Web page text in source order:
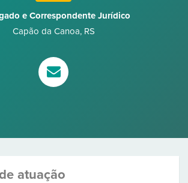
e Correspondente Jurídico
Capão da Canoa, RS
atuação